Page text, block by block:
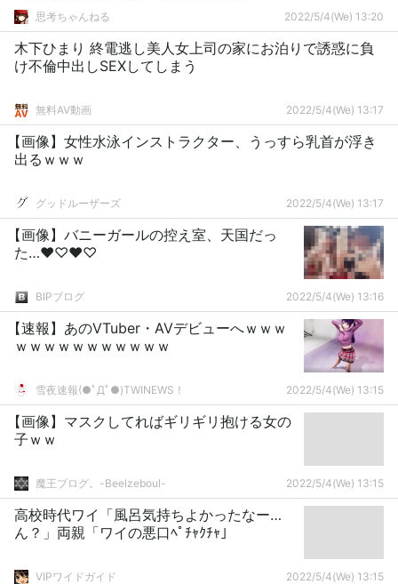
思考ちゃんねる 2022/5/4(We) 13:20
木下ひまり 終電逃し美人女上司の家にお泊りで誘惑に負
け不倫中出しSEXしてしまう
無料AV動画 2022/5/4(We) 13:17
【画像】女性水泳インストラクター、うっすら乳首が浮き
出るｗｗｗ
グッドルーザーズ 2022/5/4(We) 13:17
【画像】バニーガールの控え室、天国だっ
た…♥♡♥♡
BIPブログ 2022/5/4(We) 13:16
【速報】あのVTuber・AVデビューへｗｗｗ
ｗｗｗｗｗｗｗｗｗｗｗ
雪夜速報(●ﾟДﾟ●)TWINEWS！ 2022/5/4(We) 13:15
【画像】マスクしてればギリギリ抱ける女の
子ｗｗ
魔王ブログ。-Beelzeboul- 2022/5/4(We) 13:15
高校時代ワイ「風呂気持ちよかったなー…
ん？」両親「ワイの悪口ﾍﾟﾁｬｸﾁｬ」
VIPワイドガイド 2022/5/4(We) 13:15